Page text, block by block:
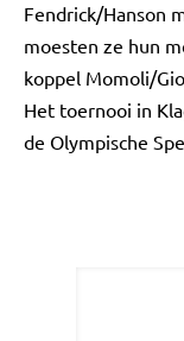
Fendrick/Hanson
moesten ze hun
koppel Momoli/
Het toernooi in
de Olympische